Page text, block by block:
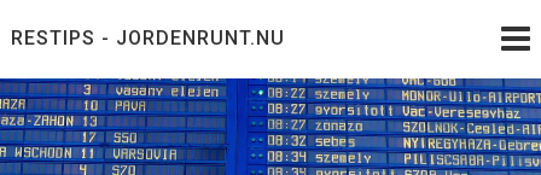
toRESTIPS - JORDENRUNT.NU